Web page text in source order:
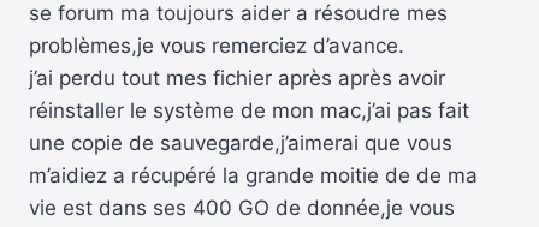
se forum ma toujours aider a résoudre mes
problèmes,je vous remerciez d’avance.
j’ai perdu tout mes fichier après après avoir
réinstaller le système de mon mac,j’ai pas fait
une copie de sauvegarde,j’aimerai que vous
m’aidiez a récupéré la grande moitie de de ma
vie est dans ses 400 GO de donnée,je vous